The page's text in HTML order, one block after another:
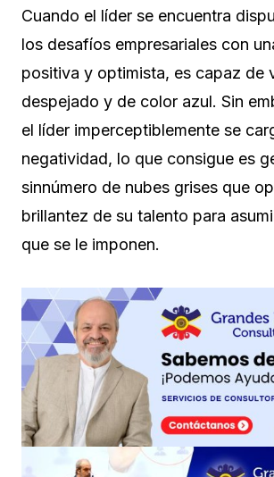
Cuando el líder se encuentra
los desafíos empresariales con
positiva y optimista, es capaz de
despejado y de color azul. Sin
el líder imperceptiblemente se
negatividad, lo que consigue es
sinnúmero de nubes grises que
brillantez de su talento para
que se le imponen.